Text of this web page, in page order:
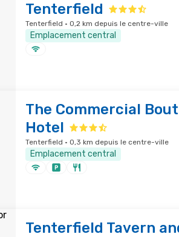
Tenterfield
Tenterfield · 0,2 km depuis le centre-ville
Emplacement central
The Commercial
Hotel
Tenterfield · 0,3 km depuis le centre-ville
Emplacement central
Tenterfield Tavern